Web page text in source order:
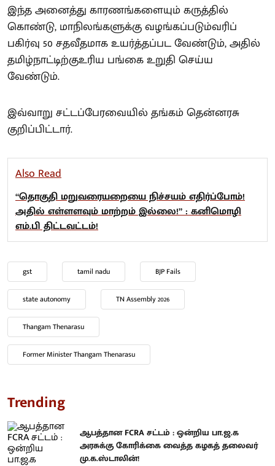
இந்த அனைத்து காரணங்களையும் கருத்தில்
கொண்டு, மாநிலங்களுக்கு வழங்கப்படும்வரிப்
பகிர்வு 50 சதவீதமாக உயர்த்தப்பட வேண்டும், அதில்
தமிழ்நாட்டிற்குஉரிய பங்கை உறுதி செய்ய
வேண்டும்.
இவ்வாறு சட்டப்பேரவையில் தங்கம் தென்னரசு
குறிப்பிட்டார்.
Also Read
“தொகுதி மறுவரையறையை நிச்சயம் எதிர்ப்போம்!
அதில் எள்ளளவும் மாற்றம் இல்லை!” : கனிமொழி
எம்.பி திட்டவட்டம்!
gst tamil nadu BJP Fails
state autonomy TN Assembly 2026
Thangam Thenarasu
Former Minister Thangam Thenarasu
Trending
ஆபத்தான FCRA சட்டம் : ஒன்றிய பா.ஜ.க
அரசுக்கு கோரிக்கை வைத்த கழகத் தலைவர்
மு.க.ஸ்டாலின்!